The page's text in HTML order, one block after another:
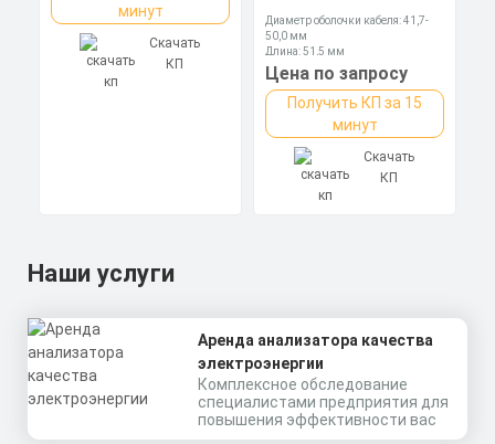
минут
Скачать
КП
Диаметр оболочки кабеля: 41,7-
50,0 мм
Длина: 51,5 мм
Ключ: 70 мм
Цена по запросу
Получить КП за 15
минут
Скачать
КП
Наши услуги
Аренда анализатора качества
электроэнергии
Комплексное обследование
специалистами предприятия для
повышения эффективности вас